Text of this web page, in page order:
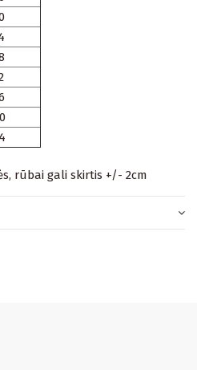
rūbai gali skirtis +/- 2cm